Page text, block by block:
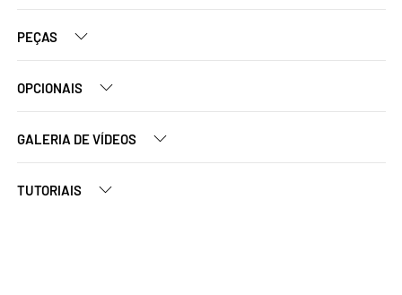
PEÇAS
OPCIONAIS
GALERIA DE VÍDEOS
TUTORIAIS